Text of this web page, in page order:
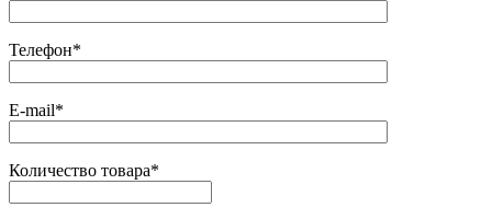
Телефон*
E-mail*
Количество товара*